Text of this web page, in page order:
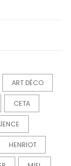
ART DÉCO
CETA
HENRIOT